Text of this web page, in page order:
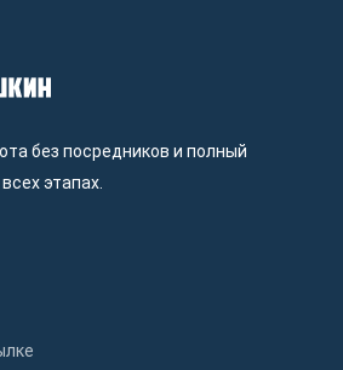
без посредников и полный
этапах.